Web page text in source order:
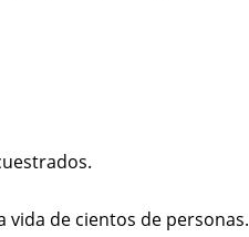
vida de cientos de personas.